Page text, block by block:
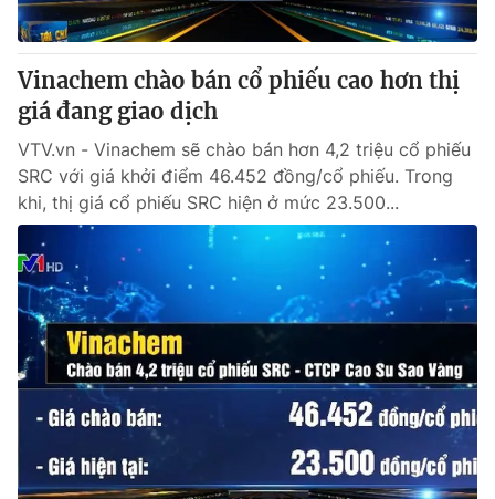
Vinachem chào bán cổ phiếu cao hơn thị
giá đang giao dịch
VTV.vn - Vinachem sẽ chào bán hơn 4,2 triệu cổ phiếu
SRC với giá khởi điểm 46.452 đồng/cổ phiếu. Trong
khi, thị giá cổ phiếu SRC hiện ở mức 23.500...